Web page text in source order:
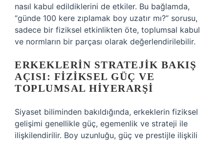
nasıl kabul edildiklerini de etkiler. Bu bağlamda,
“günde 100 kere zıplamak boy uzatır mı?” sorusu,
sadece bir fiziksel etkinlikten öte, toplumsal kabul
ve normların bir parçası olarak değerlendirilebilir.
ERKEKLERIN STRATEJIK BAKIŞ
AÇISI: FIZIKSEL GÜÇ VE
TOPLUMSAL HIYERARŞI
Siyaset biliminden bakıldığında, erkeklerin fiziksel
gelişimi genellikle güç, egemenlik ve strateji ile
ilişkilendirilir. Boy uzunluğu, güç ve prestijle ilişkili